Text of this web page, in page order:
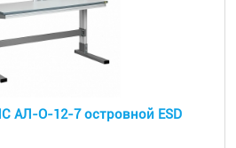
АЛ-О-12-7 островной ESD